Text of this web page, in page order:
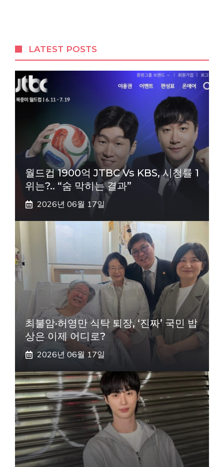
LATEST POSTS
월드컵 1900억 JTBC Vs KBS, 시청률 1
위는?.. “숨 막히는 결과”
2026년 06월 17일
최불암·허영만 식탁 퇴장, ‘진짜’ 국민 밥
상은 이제 어디로?
2026년 06월 17일